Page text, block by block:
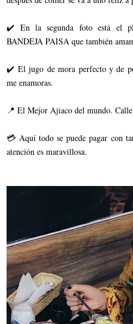
✔️ En la segunda foto está el
BANDEJA PAISA que también
✔️ El jugo de mora perfecto y de
me enamoras.
📍 El Mejor Ajiaco del mundo.
💳 Aquí todo se puede pagar con
atención es maravillosa.